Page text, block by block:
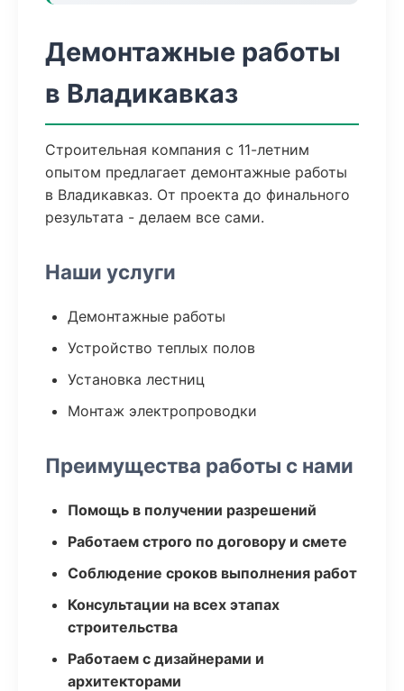
Демонтажные работы
в Владикавказ
Строительная компания с 11-летним
опытом предлагает демонтажные работы
в Владикавказ. От проекта до финального
результата - делаем все сами.
Наши услуги
Демонтажные работы
Устройство теплых полов
Установка лестниц
Монтаж электропроводки
Преимущества работы с нами
Помощь в получении разрешений
Работаем строго по договору и смете
Соблюдение сроков выполнения работ
Консультации на всех этапах
строительства
Работаем с дизайнерами и
архитекторами